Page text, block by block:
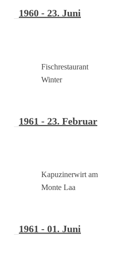
1960 - 23. Juni
Fischrestaurant
Winter
1961 - 23. Februar
Kapuzinerwirt am
Monte Laa
1961 - 01. Juni